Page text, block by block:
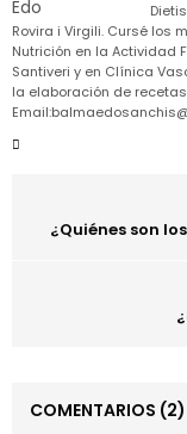
Rovira i Virgili. Cursé los
Nutrición en la Actividad
Santiveri y en Clínica
la elaboración de
¿Quiénes son
COMENTARIOS (2)